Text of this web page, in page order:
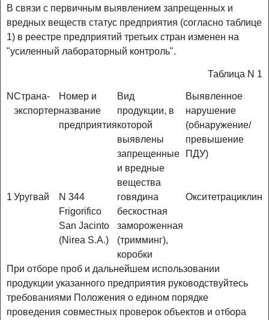
В связи с первичным выявлением запрещенных и
вредных веществ статус предприятия (согласно таблице
1) в реестре предприятий третьих стран изменен на
"усиленный лабораторный контроль".
Таблица N 1
NСтрана-
экспортер
Номер и
название
предприятия
Вид
продукции, в
которой
выявлены
запрещенные
и вредные
вещества
Выявленное
нарушение
(обнаружение/
превышение
ПДУ)
1 Уругвай
N 344
Frigorifico
San Jacinto
(Nirea S.A.)
говядина
бескостная
замороженная
(тримминг),
коробки
Окситетрациклин
При отборе проб и дальнейшем использовании
продукции указанного предприятия руководствуйтесь
требованиями Положения о едином порядке
проведения совместных проверок объектов и отбора